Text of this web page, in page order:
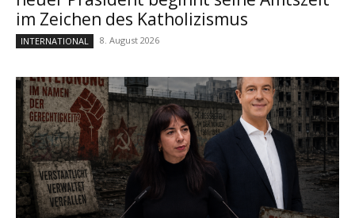
im Zeichen des Katholizismus
INTERNATIONAL 8. August 2026